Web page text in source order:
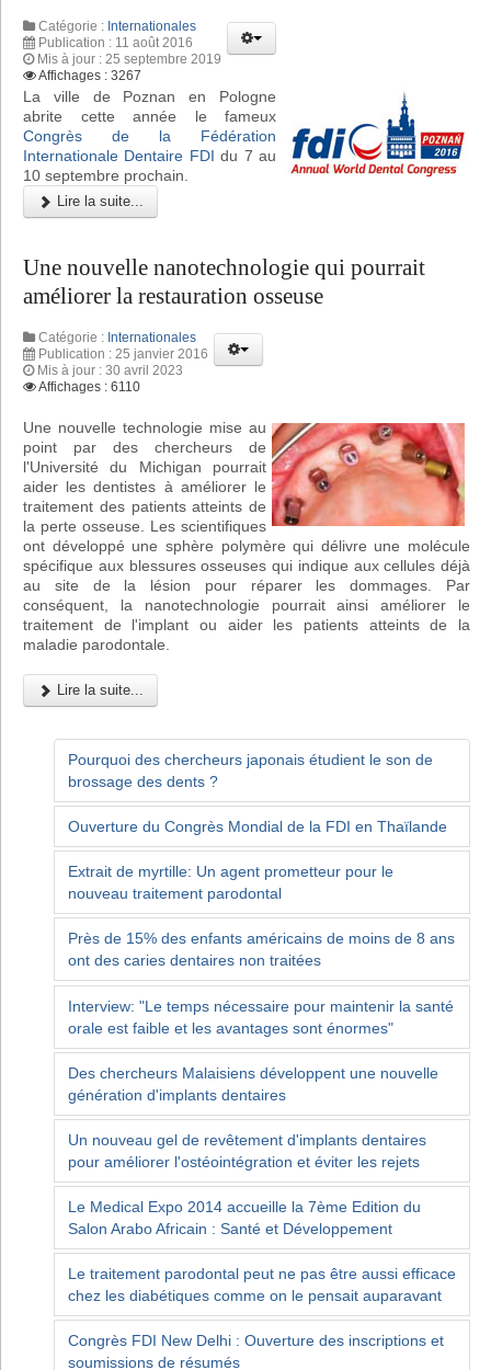
Catégorie : Internationales
Publication : 11 août 2016
Mis à jour : 25 septembre 2019
Affichages : 3267
La ville de Poznan en Pologne
abrite cette année le fameux
Congrès de la Fédération
Internationale Dentaire FDI du 7 au
10 septembre prochain.
Lire la suite...
Une nouvelle nanotechnologie qui pourrait
améliorer la restauration osseuse
Catégorie : Internationales
Publication : 25 janvier 2016
Mis à jour : 30 avril 2023
Affichages : 6110
Une nouvelle technologie mise au
point par des chercheurs de
l'Université du Michigan pourrait
aider les dentistes à améliorer le
traitement des patients atteints de
la perte osseuse. Les scientifiques
ont développé une sphère polymère qui délivre une molécule
spécifique aux blessures osseuses qui indique aux cellules déjà
au site de la lésion pour réparer les dommages. Par
conséquent, la nanotechnologie pourrait ainsi améliorer le
traitement de l'implant ou aider les patients atteints de la
maladie parodontale.
Lire la suite...
Pourquoi des chercheurs japonais étudient le son de
brossage des dents ?
Ouverture du Congrès Mondial de la FDI en Thaïlande
Extrait de myrtille: Un agent prometteur pour le
nouveau traitement parodontal
Près de 15% des enfants américains de moins de 8 ans
ont des caries dentaires non traitées
Interview: "Le temps nécessaire pour maintenir la santé
orale est faible et les avantages sont énormes"
Des chercheurs Malaisiens développent une nouvelle
génération d'implants dentaires
Un nouveau gel de revêtement d'implants dentaires
pour améliorer l'ostéointégration et éviter les rejets
Le Medical Expo 2014 accueille la 7ème Edition du
Salon Arabo Africain : Santé et Développement
Le traitement parodontal peut ne pas être aussi efficace
chez les diabétiques comme on le pensait auparavant
Congrès FDI New Delhi : Ouverture des inscriptions et
soumissions de résumés